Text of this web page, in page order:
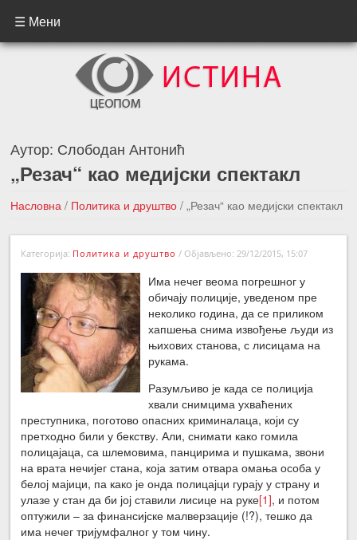
☰ Мени
Аутор: Слободан Антонић
„Резач“ као медијски спектакл
Насловна / Политика и друштво / „Резач“ као медијски спектакл
←Претходна вест
Следећа вест →
Категорија: Политика и друштво / Објављено: 29/12/2015, 15:07
Има нечег веома погрешног у
обичају полиције, уведеном пре
неколико година, да се приликом
хапшења снима извођење људи из
њихових станова, с лисицама на
рукама.
Разумљиво је када се полиција
хвали снимцима ухваћених
преступника, поготово опасних криминалаца, који су
претходно били у бекству. Али, снимати како гомила
полицајаца, са шлемовима, панцирима и пушкама, звони
на врата нечијег стана, која затим отвара омања особа у
белој мајици, па како је онда полицајци гурају у страну и
улазе у стан да би јој ставили лисице на руке[1], и потом
оптужили – за финансијске малверзације (!?), тешко да
има нечег тријумфалног у том чину.